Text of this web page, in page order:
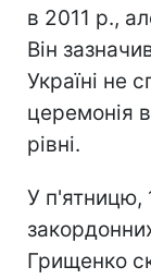
в 2011 р.,
Він
Україні не
церемонія
рівні.
У п'ятницю,
Грищенко